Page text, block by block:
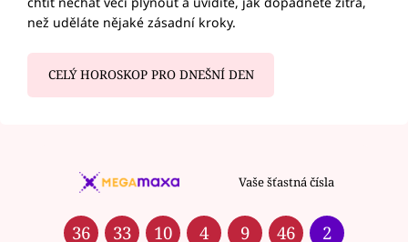
než uděláte nějaké zásadní kroky.
CELÝ HOROSKOP PRO DNEŠNÍ DEN
Vaše šťastná čísla
36 33 10 4 9 46 2